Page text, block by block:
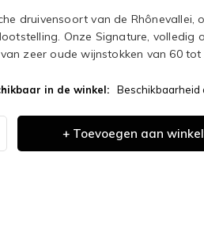
druivensoort van de Rhônevallei,
Onze Signature, volledig
zeer oude wijnstokken van 60 tot
in de winkel: Beschikbaarheid
+ Toevoegen aan